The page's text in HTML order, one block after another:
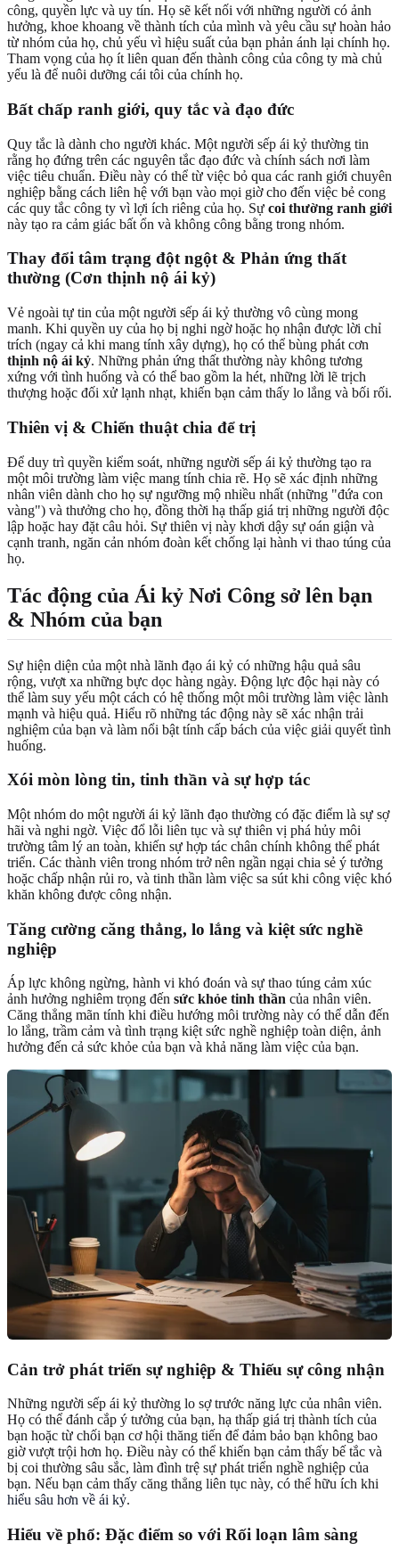
công, quyền lực và uy tín. Họ sẽ kết nối với những người có ảnh
hưởng, khoe khoang về thành tích của mình và yêu cầu sự hoàn hảo
từ nhóm của họ, chủ yếu vì hiệu suất của bạn phản ánh lại chính họ.
Tham vọng của họ ít liên quan đến thành công của công ty mà chủ
yếu là để nuôi dưỡng cái tôi của chính họ.
Bất chấp ranh giới, quy tắc và đạo đức
Quy tắc là dành cho người khác. Một người sếp ái kỷ thường tin
rằng họ đứng trên các nguyên tắc đạo đức và chính sách nơi làm
việc tiêu chuẩn. Điều này có thể từ việc bỏ qua các ranh giới chuyên
nghiệp bằng cách liên hệ với bạn vào mọi giờ cho đến việc bẻ cong
các quy tắc công ty vì lợi ích riêng của họ. Sự coi thường ranh giới
này tạo ra cảm giác bất ổn và không công bằng trong nhóm.
Thay đổi tâm trạng đột ngột & Phản ứng thất
thường (Cơn thịnh nộ ái kỷ)
Vẻ ngoài tự tin của một người sếp ái kỷ thường vô cùng mong
manh. Khi quyền uy của họ bị nghi ngờ hoặc họ nhận được lời chỉ
trích (ngay cả khi mang tính xây dựng), họ có thể bùng phát cơn
thịnh nộ ái kỷ. Những phản ứng thất thường này không tương
xứng với tình huống và có thể bao gồm la hét, những lời lẽ trịch
thượng hoặc đối xử lạnh nhạt, khiến bạn cảm thấy lo lắng và bối rối.
Thiên vị & Chiến thuật chia để trị
Để duy trì quyền kiểm soát, những người sếp ái kỷ thường tạo ra
một môi trường làm việc mang tính chia rẽ. Họ sẽ xác định những
nhân viên dành cho họ sự ngưỡng mộ nhiều nhất (những "đứa con
vàng") và thưởng cho họ, đồng thời hạ thấp giá trị những người độc
lập hoặc hay đặt câu hỏi. Sự thiên vị này khơi dậy sự oán giận và
cạnh tranh, ngăn cản nhóm đoàn kết chống lại hành vi thao túng của
họ.
Tác động của Ái kỷ Nơi Công sở lên bạn
& Nhóm của bạn
Sự hiện diện của một nhà lãnh đạo ái kỷ có những hậu quả sâu
rộng, vượt xa những bực dọc hàng ngày. Động lực độc hại này có
thể làm suy yếu một cách có hệ thống một môi trường làm việc lành
mạnh và hiệu quả. Hiểu rõ những tác động này sẽ xác nhận trải
nghiệm của bạn và làm nổi bật tính cấp bách của việc giải quyết tình
huống.
Xói mòn lòng tin, tinh thần và sự hợp tác
Một nhóm do một người ái kỷ lãnh đạo thường có đặc điểm là sự sợ
hãi và nghi ngờ. Việc đổ lỗi liên tục và sự thiên vị phá hủy môi
trường tâm lý an toàn, khiến sự hợp tác chân chính không thể phát
triển. Các thành viên trong nhóm trở nên ngần ngại chia sẻ ý tưởng
hoặc chấp nhận rủi ro, và tinh thần làm việc sa sút khi công việc khó
khăn không được công nhận.
Tăng cường căng thẳng, lo lắng và kiệt sức nghề
nghiệp
Áp lực không ngừng, hành vi khó đoán và sự thao túng cảm xúc
ảnh hưởng nghiêm trọng đến sức khỏe tinh thần của nhân viên.
Căng thẳng mãn tính khi điều hướng môi trường này có thể dẫn đến
lo lắng, trầm cảm và tình trạng kiệt sức nghề nghiệp toàn diện, ảnh
hưởng đến cả sức khỏe của bạn và khả năng làm việc của bạn.
Cản trở phát triển sự nghiệp & Thiếu sự công nhận
Những người sếp ái kỷ thường lo sợ trước năng lực của nhân viên.
Họ có thể đánh cắp ý tưởng của bạn, hạ thấp giá trị thành tích của
bạn hoặc từ chối bạn cơ hội thăng tiến để đảm bảo bạn không bao
giờ vượt trội hơn họ. Điều này có thể khiến bạn cảm thấy bế tắc và
bị coi thường sâu sắc, làm đình trệ sự phát triển nghề nghiệp của
bạn. Nếu bạn cảm thấy căng thẳng liên tục này, có thể hữu ích khi
hiểu sâu hơn về ái kỷ.
Hiểu về phổ: Đặc điểm so với Rối loạn lâm sàng